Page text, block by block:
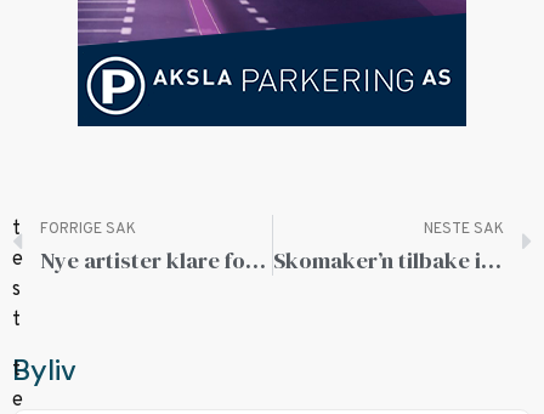
FORRIGE SAK
Nye artister klare for SPIRE
NESTE SAK
Skomaker’n tilbake i sentrum
Byliv